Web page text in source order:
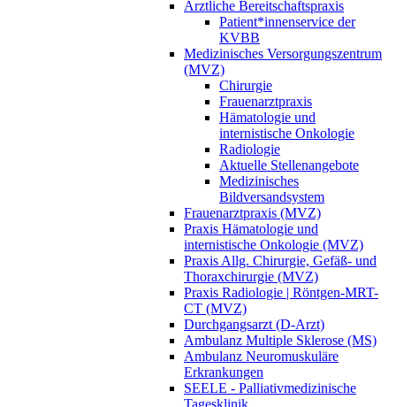
Ärztliche Bereitschaftspraxis
Patient*innenservice der
KVBB
Medizinisches Versorgungszentrum
(MVZ)
Chirurgie
Frauenarztpraxis
Hämatologie und
internistische Onkologie
Radiologie
Aktuelle Stellenangebote
Medizinisches
Bildversandsystem
Frauenarztpraxis (MVZ)
Praxis Hämatologie und
internistische Onkologie (MVZ)
Praxis Allg. Chirurgie, Gefäß-​ und
Thoraxchirurgie (MVZ)
Praxis Radiologie | Röntgen-MRT-
CT (MVZ)
Durchgangsarzt (D-Arzt)
Ambulanz Multiple Sklerose (MS)
Ambulanz Neuromuskuläre
Erkrankungen
SEELE - Palliativmedizinische
Tagesklinik